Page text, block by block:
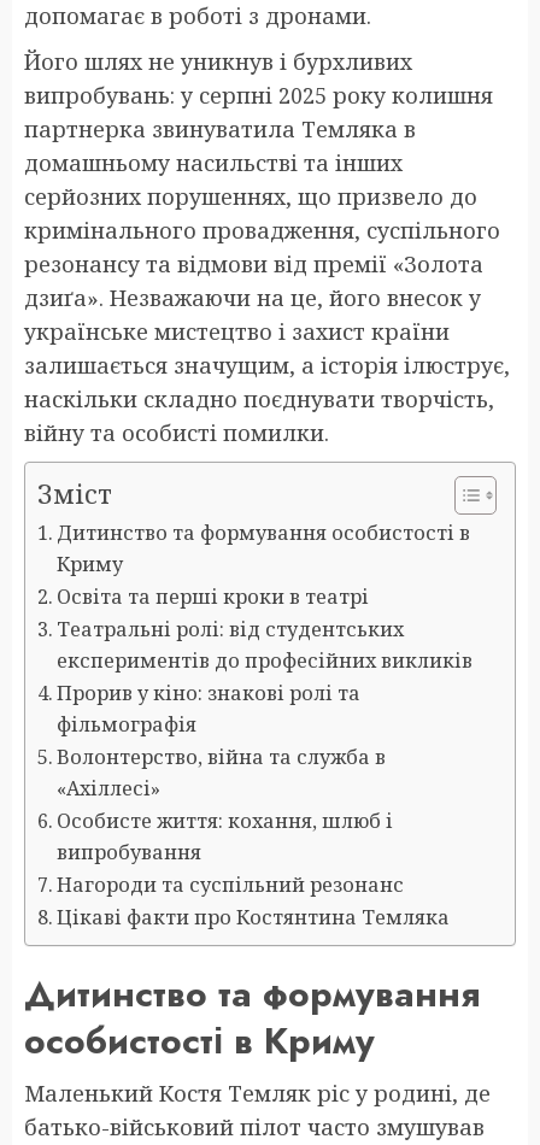
допомагає в роботі з дронами.
Його шлях не уникнув і бурхливих
випробувань: у серпні 2025 року колишня
партнерка звинуватила Темляка в
домашньому насильстві та інших
серйозних порушеннях, що призвело до
кримінального провадження, суспільного
резонансу та відмови від премії «Золота
дзиґа». Незважаючи на це, його внесок у
українське мистецтво і захист країни
залишається значущим, а історія ілюструє,
наскільки складно поєднувати творчість,
війну та особисті помилки.
Зміст
Дитинство та формування особистості в
Криму
Освіта та перші кроки в театрі
Театральні ролі: від студентських
експериментів до професійних викликів
Прорив у кіно: знакові ролі та
фільмографія
Волонтерство, війна та служба в
«Ахіллесі»
Особисте життя: кохання, шлюб і
випробування
Нагороди та суспільний резонанс
Цікаві факти про Костянтина Темляка
Дитинство та формування
особистості в Криму
Маленький Костя Темляк ріс у родині, де
батько-військовий пілот часто змушував